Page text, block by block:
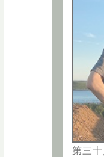
第三